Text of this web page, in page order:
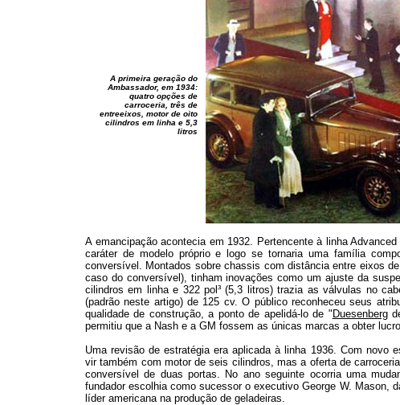
A primeira geração do
Ambassador, em 1934:
quatro opções de
carroceria, três de
entreeixos, motor de oito
cilindros em linha e 5,3
litros
A emancipação acontecia em 1932. Pertencente à linha
caráter de modelo próprio e logo se tornaria uma família
conversível. Montados sobre chassis com distância entre eixos
caso do conversível), tinham inovações como um ajuste da
cilindros em linha e 322 pol³ (5,3 litros) trazia as válvulas no
(padrão neste artigo) de 125 cv. O público reconheceu seus
qualidade de construção, a ponto de apelidá-lo de " Duesenberg
permitiu que a Nash e a GM fossem as únicas marcas a obter
Uma revisão de estratégia era aplicada à linha 1936. Com novo
vir também com motor de seis cilindros, mas a oferta de
conversível de duas portas. No ano seguinte ocorria uma
fundador escolhia como sucessor o executivo George W. Mason,
líder americana na produção de geladeiras.